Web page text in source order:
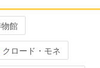
館
クロード・モネ